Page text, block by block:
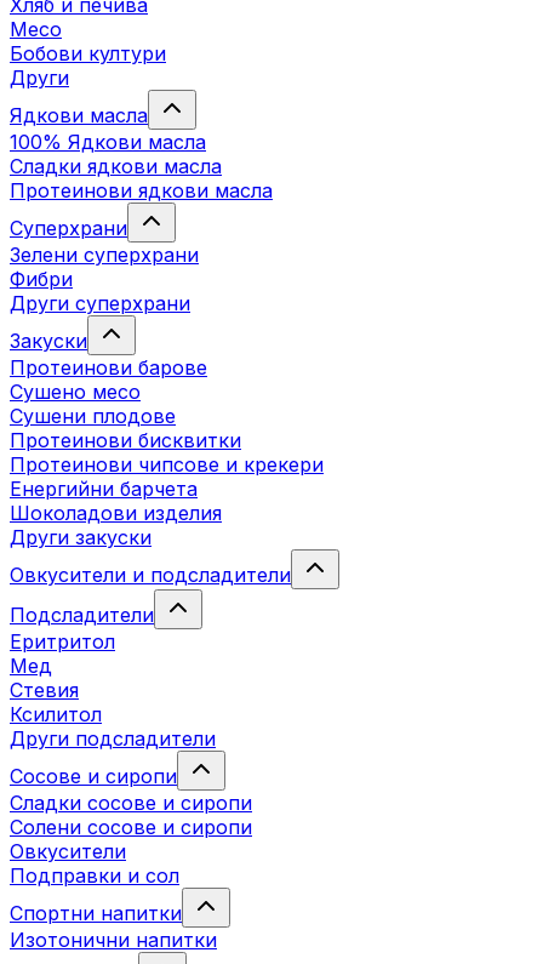
Хляб и печива
Месо
Бобови култури
Други
Ядкови масла
100% Ядкови масла
Сладки ядкови масла
Протеинови ядкови масла
Суперхрани
Зелени суперхрани
Фибри
Други суперхрани
3акуски
Протеинови бaрове
Сушено месо
Сушени плодове
Протеинови бисквитки
Протеинови чипсове и крекери
Енергийни барчета
Шоколадови изделия
Други закуски
Овкусители и подсладители
Подсладители
Еритритол
Мед
Стевия
Ксилитол
Други подсладители
Сосове и сиропи
Сладки сосове и сиропи
Солени сосове и сиропи
Овкусители
Подправки и сол
Спортни напитки
Изотонични напитки